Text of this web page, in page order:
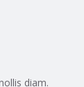
diam.